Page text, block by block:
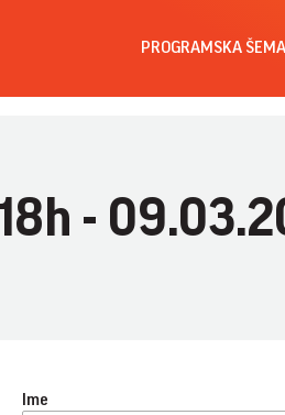
PROGRAMSKA ŠEMA
-
Ime